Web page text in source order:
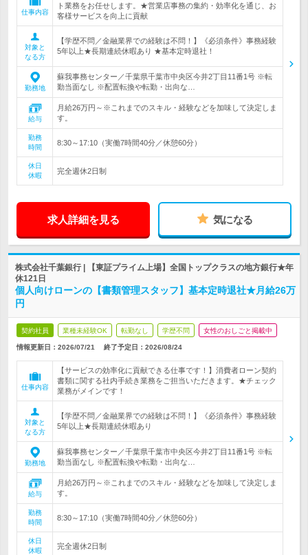
仕事内容
ト業務をお任せします。★営業店事務の集約・効率化を通じ、お
客様サービスを向上に貢献
対象と
なる方
【学歴不問／金融業界での経験は不問！】《必須条件》事務経験
5年以上★長期連続休暇あり ★基本定時退社！
勤務地
蘇我事務センター／千葉県千葉市中央区今井2丁目11番1号 ※転
勤当面なし ※配置転換や転勤・出向な…
給与
月給26万円～※これまでのスキル・経験などを加味して決定しま
す。
勤務
時間
8:30～17:10（実働7時間40分／休憩60分）
休日
休暇
完全週休2日制
求人詳細を見る 気になる
株式会社千葉銀行 | 【東証プライム上場】全国トップクラスの地方銀行★年
休121日
個人向けローンの【書類管理スタッフ】基本定時退社★月給26万
円
契約社員 業種未経験OK 転勤なし 学歴不問 女性のおしごと掲載中
情報更新日：2026/07/21 終了予定日： 2026/08/24
仕事内容
【サービスの効率化に貢献できる仕事です！】消費者ローン契約
書類に関する社内手続き業務をご担当いただきます。★チェック
業務がメインです！
対象と
なる方
【学歴不問／金融業界での経験は不問！】《必須条件》事務経験
5年以上★長期連続休暇あり
勤務地
蘇我事務センター／千葉県千葉市中央区今井2丁目11番1号 ※転
勤当面なし ※配置転換や転勤・出向な…
給与
月給26万円～※これまでのスキル・経験などを加味して決定しま
す。
勤務
時間
8:30～17:10（実働7時間40分／休憩60分）
休日
休暇
完全週休2日制